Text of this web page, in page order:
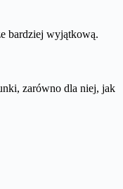
bardziej wyjątkową.
zarówno dla niej, jak